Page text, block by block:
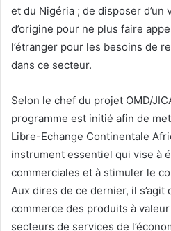
et du Nigéria ; de disposer d’un
d’origine pour ne plus faire
l’étranger pour les besoins de
dans ce secteur.
Selon le chef du projet OMD/
programme est initié afin de
Libre-Echange Continentale
instrument essentiel qui vise à
commerciales et à stimuler le
Aux dires de ce dernier, il
commerce des produits à
secteurs de services de